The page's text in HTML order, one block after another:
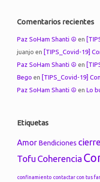
Comentarios recientes
Paz SoHam Shanti ☮ en
juanjo en [TIPS_Covid-19]
Paz SoHam Shanti ☮ en
Bego en [TIPS_Covid-19]
Paz SoHam Shanti ☮ en Lo
Etiquetas
Amor Bendiciones
Tofu Coherencia
confinamiento contactar con tus